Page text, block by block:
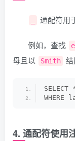
通配符用
例如，查找
母且以
Smith 结
SELECT
WHERE
4. 通配符使用